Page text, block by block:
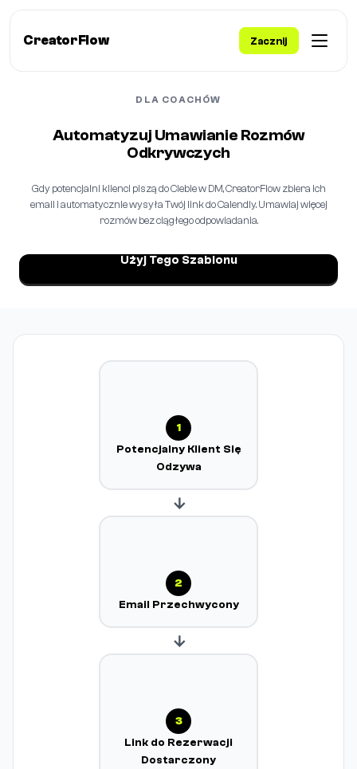
CreatorFlow Zacznij
DLA COACHÓW
Automatyzuj Umawianie Rozmów
Odkrywczych
Gdy potencjalni klienci piszą do Ciebie w DM, CreatorFlow zbiera ich
email i automatycznie wysyła Twój link do Calendly. Umawiaj więcej
rozmów bez ciągłego odpowiadania.
Użyj Tego Szablonu
1
Potencjalny Klient Się
Odzywa
→
2
Email Przechwycony
→
3
Link do Rezerwacji
Dostarczony